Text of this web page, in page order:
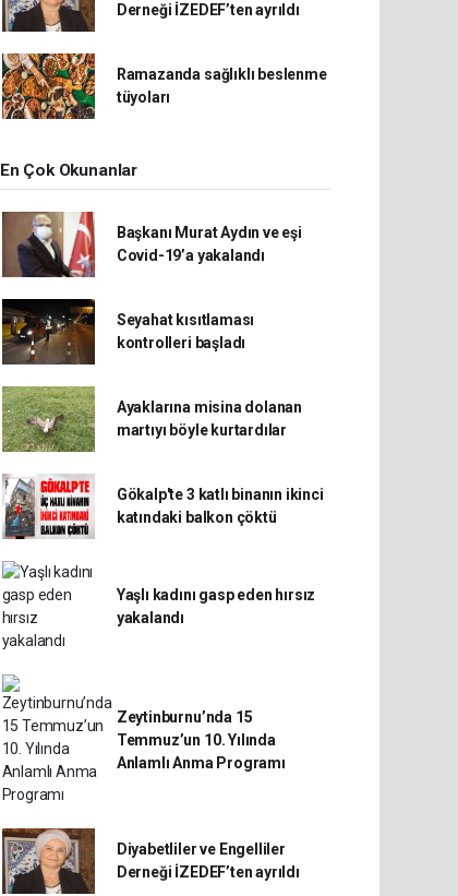
Derneği İZEDEF’ten ayrıldı
Ramazanda sağlıklı beslenme
tüyoları
En Çok Okunanlar
Başkanı Murat Aydın ve eşi
Covid-19’a yakalandı
Seyahat kısıtlaması
kontrolleri başladı
Ayaklarına misina dolanan
martıyı böyle kurtardılar
Gökalp'te 3 katlı binanın ikinci
katındaki balkon çöktü
Yaşlı kadını gasp eden hırsız
yakalandı
Zeytinburnu’nda 15
Temmuz’un 10. Yılında
Anlamlı Anma Programı
Diyabetliler ve Engelliler
Derneği İZEDEF’ten ayrıldı